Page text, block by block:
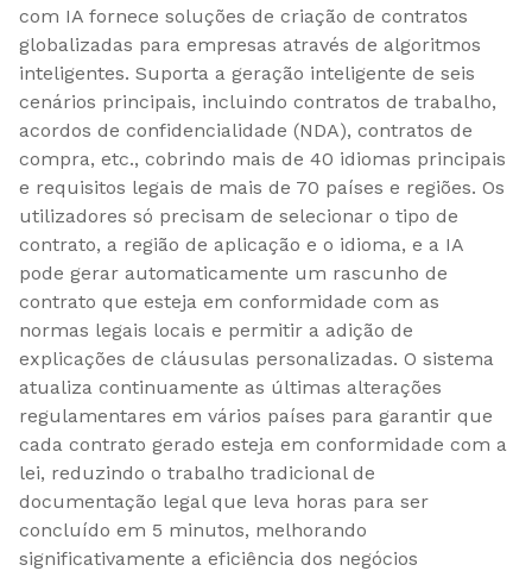
com IA fornece soluções de criação de contratos
globalizadas para empresas através de algoritmos
inteligentes. Suporta a geração inteligente de seis
cenários principais, incluindo contratos de trabalho,
acordos de confidencialidade (NDA), contratos de
compra, etc., cobrindo mais de 40 idiomas principais
e requisitos legais de mais de 70 países e regiões. Os
utilizadores só precisam de selecionar o tipo de
contrato, a região de aplicação e o idioma, e a IA
pode gerar automaticamente um rascunho de
contrato que esteja em conformidade com as
normas legais locais e permitir a adição de
explicações de cláusulas personalizadas. O sistema
atualiza continuamente as últimas alterações
regulamentares em vários países para garantir que
cada contrato gerado esteja em conformidade com a
lei, reduzindo o trabalho tradicional de
documentação legal que leva horas para ser
concluído em 5 minutos, melhorando
significativamente a eficiência dos negócios